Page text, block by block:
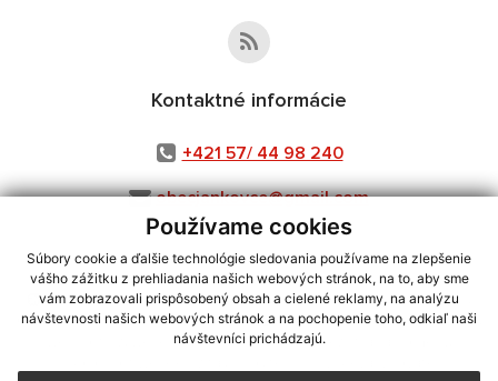
Používame cookies
Súbory cookie a ďalšie technológie sledovania používame na zlepšenie
vášho zážitku z prehliadania našich webových stránok, na to, aby sme
vám zobrazovali prispôsobený obsah a cielené reklamy, na analýzu
návštevnosti našich webových stránok a na pochopenie toho, odkiaľ naši
návštevníci prichádzajú.
Kontaktné informácie
+421 57/ 44 98 240
obecjankovce@gmail.com
využite možnosť získavania aktuálnych informácií s využitím RSS
CMS systém (redakčný) systém ECHELON 2,Mapa stránok,web portál
webex.digital, s.r.o.,domény,registrácia domény